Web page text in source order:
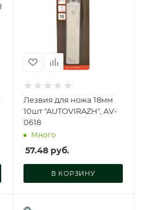
Лезвия для ножа 18мм
10шт "AUTOVIRAZH", AV-
0618
Много
57.48руб.
В КОРЗИНУ